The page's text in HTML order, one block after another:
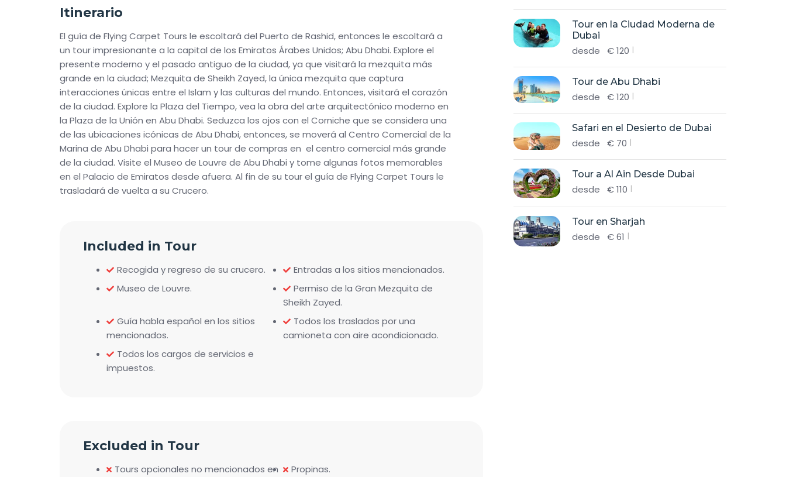
Itinerario
El guía de Flying Carpet Tours le escoltará del Puerto de Rashid, entonces le escoltará a
un tour impresionante a la capital de los Emiratos Árabes Unidos; Abu Dhabi. Explore el
presente moderno y el pasado antiguo de la ciudad, ya que visitará la mezquita más
grande en la ciudad; Mezquita de Sheikh Zayed, la única mezquita que captura
interacciones únicas entre el Islam y las culturas del mundo. Entonces, visitará el corazón
de la ciudad. Explore la Plaza del Tiempo, vea la obra del arte arquitectónico moderno en
la Plaza de la Unión en Abu Dhabi. Seduzca los ojos con el Corniche que se considera una
de las ubicaciones icónicas de Abu Dhabi, entonces, se moverá al Centro Comercial de la
Marina de Abu Dhabi para hacer un tour de compras en el centro comercial más grande
de la ciudad. Visite el Museo de Louvre de Abu Dhabi y tome algunas fotos memorables
en el Palacio de Emiratos desde afuera. Al fin de su tour el guía de Flying Carpet Tours le
trasladará de vuelta a su Crucero.
Included in Tour
Recogida y regreso de su crucero.
Entradas a los sitios mencionados.
Museo de Louvre.
Permiso de la Gran Mezquita de
Sheikh Zayed.
Guía habla español en los sitios
mencionados.
Todos los traslados por una
camioneta con aire acondicionado.
Todos los cargos de servicios e
impuestos.
Excluded in Tour
Tours opcionales no mencionados en
Propinas.
Tour en la Ciudad Moderna de
Dubai
desde €120
Tour de Abu Dhabi
desde €120
Safari en el Desierto de Dubai
desde € 70
Tour a Al Ain Desde Dubai
desde €110
Tour en Sharjah
desde €61